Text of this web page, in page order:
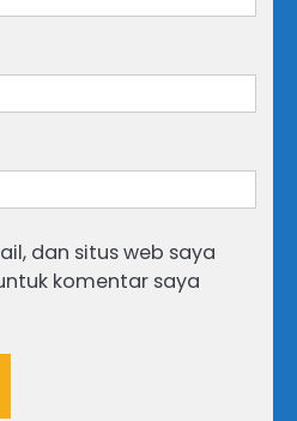
dan situs web saya
komentar saya